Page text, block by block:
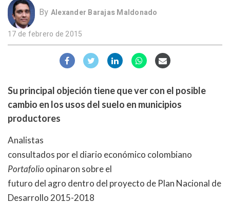
By Alexander Barajas Maldonado
17 de febrero de 2015
Su principal objeción tiene que ver con el posible
cambio en los usos del suelo en municipios
productores
Analistas
consultados por el diario económico colombiano
Portafolio opinaron sobre el
futuro del agro dentro del proyecto de Plan Nacional de
Desarrollo 2015-2018